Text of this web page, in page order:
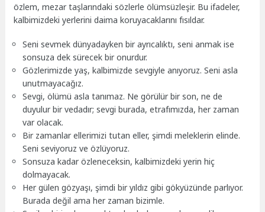
özlem, mezar taşlarındaki sözlerle ölümsüzleşir. Bu ifadeler,
kalbimizdeki yerlerini daima koruyacaklarını fısıldar.
Seni sevmek dünyadayken bir ayrıcalıktı, seni anmak ise
sonsuza dek sürecek bir onurdur.
Gözlerimizde yaş, kalbimizde sevgiyle anıyoruz. Seni asla
unutmayacağız.
Sevgi, ölümü asla tanımaz. Ne görülür bir son, ne de
duyulur bir vedadır; sevgi burada, etrafımızda, her zaman
var olacak.
Bir zamanlar ellerimizi tutan eller, şimdi meleklerin elinde.
Seni seviyoruz ve özlüyoruz.
Sonsuza kadar özleneceksin, kalbimizdeki yerin hiç
dolmayacak.
Her gülen gözyaşı, şimdi bir yıldız gibi gökyüzünde parlıyor.
Burada değil ama her zaman bizimle.